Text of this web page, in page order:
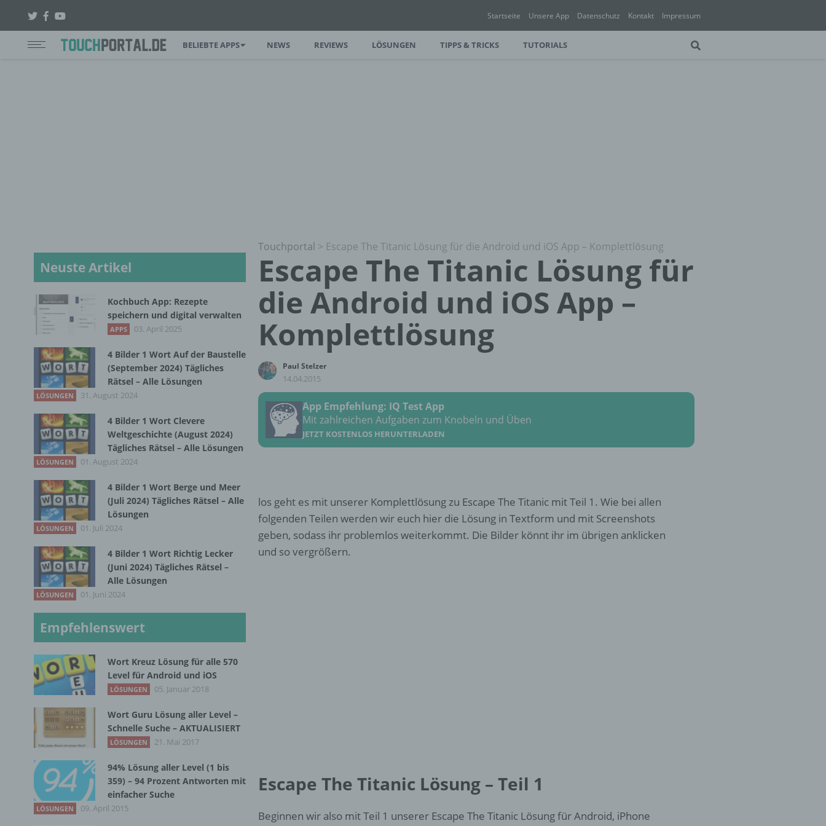
Startseite Unsere App Datenschutz Kontakt Impressum
BELIEBTE APPS NEWS REVIEWS LÖSUNGEN TIPPS & TRICKS TUTORIALS
Touchportal > Escape The Titanic Lösung für die Android und iOS App – Komplettlösung
Escape The Titanic Lösung für
die Android und iOS App –
Komplettlösung
Paul Stelzer
14.04.2015
App Empfehlung: IQ Test App
Mit zahlreichen Aufgaben zum Knobeln und Üben
JETZT KOSTENLOS HERUNTERLADEN
los geht es mit unserer Komplettlösung zu Escape The Titanic mit Teil 1. Wie bei allen
folgenden Teilen werden wir euch hier die Lösung in Textform und mit Screenshots
geben, sodass ihr problemlos weiterkommt. Die Bilder könnt ihr im übrigen anklicken
und so vergrößern.
Escape The Titanic Lösung – Teil 1
Beginnen wir also mit Teil 1 unserer Escape The Titanic Lösung für Android, iPhone
Neuste Artikel
Kochbuch App: Rezepte
speichern und digital verwalten
APPS 03. April 2025
4 Bilder 1 Wort Auf der Baustelle
(September 2024) Tägliches
Rätsel – Alle Lösungen
LÖSUNGEN 31. August 2024
4 Bilder 1 Wort Clevere
Weltgeschichte (August 2024)
Tägliches Rätsel – Alle Lösungen
LÖSUNGEN 01. August 2024
4 Bilder 1 Wort Berge und Meer
(Juli 2024) Tägliches Rätsel – Alle
Lösungen
LÖSUNGEN 01. Juli 2024
4 Bilder 1 Wort Richtig Lecker
(Juni 2024) Tägliches Rätsel –
Alle Lösungen
LÖSUNGEN 01. Juni 2024
Empfehlenswert
Wort Kreuz Lösung für alle 570
Level für Android und iOS
LÖSUNGEN 05. Januar 2018
Wort Guru Lösung aller Level –
Schnelle Suche – AKTUALISIERT
LÖSUNGEN 21. Mai 2017
94% Lösung aller Level (1 bis
359) – 94 Prozent Antworten mit
einfacher Suche
LÖSUNGEN 09. April 2015